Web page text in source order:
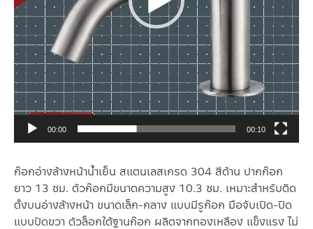
ก๊อกอ่างล้างหน้าน้ำเย็น สแตนเลสเกรด 304 สีด้าน ปากก๊อก
ยาว 13 ซม. ตัวก๊อกมีขนาดความสูง 10.3 ซม. เหมาะสำหรับติด
ตั้งบนอ่างล้างหน้า ขนาดเล็ก-กลาง แบบมีรูก๊อก มือจับเปิด-ปิด
แบบปัดขวา ตัวล็อกใต้ฐานก๊อก ผลิตจากทองเหลือง แข็งแรง ไม่
00:00 00:10